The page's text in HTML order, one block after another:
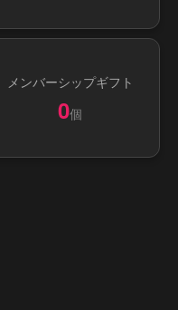
メンバーシップギフト
0個